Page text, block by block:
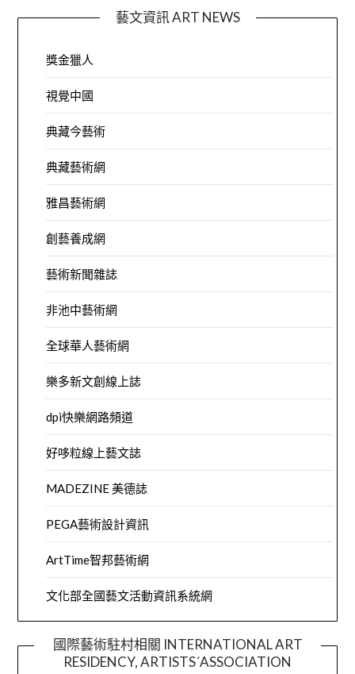
藝文資訊 ART NEWS
獎金獵人
視覺中國
典藏今藝術
典藏藝術網
雅昌藝術網
創藝養成網
藝術新聞雜誌
非池中藝術網
全球華人藝術網
樂多新文創線上誌
dpi快樂網路頻道
好哆粒線上藝文誌
MADEZINE 美德誌
PEGA藝術設計資訊
ArtTime智邦藝術網
文化部全國藝文活動資訊系統網
國際藝術駐村相關 INTERNATIONAL ART
RESIDENCY, ARTISTS´ASSOCIATION